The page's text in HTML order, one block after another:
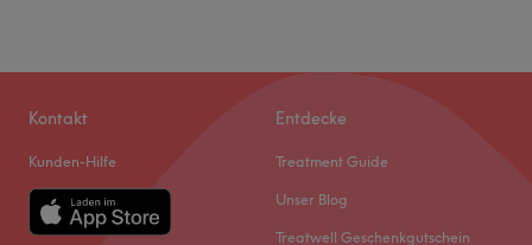
Kontakt
Kunden-Hilfe
Entdecke
Treatment Guide
Unser Blog
Treatwell Geschenkgutschein